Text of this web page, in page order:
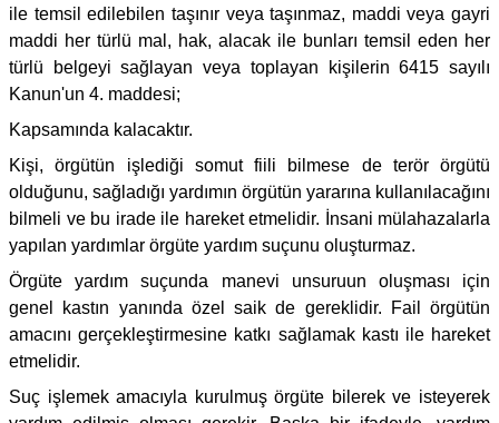
ile temsil edilebilen taşınır veya taşınmaz, maddi veya gayri
maddi her türlü mal, hak, alacak ile bunları temsil eden her
türlü belgeyi sağlayan veya toplayan kişilerin 6415 sayılı
Kanun'un 4. maddesi;
Kapsamında kalacaktır.
Kişi, örgütün işlediği somut fiili bilmese de terör örgütü
olduğunu, sağladığı yardımın örgütün yararına kullanılacağını
bilmeli ve bu irade ile hareket etmelidir. İnsani mülahazalarla
yapılan yardımlar örgüte yardım suçunu oluşturmaz.
Örgüte yardım suçunda manevi unsuruun oluşması için
genel kastın yanında özel saik de gereklidir. Fail örgütün
amacını gerçekleştirmesine katkı sağlamak kastı ile hareket
etmelidir.
Suç işlemek amacıyla kurulmuş örgüte bilerek ve isteyerek